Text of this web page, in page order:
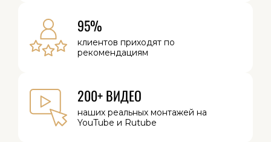
95%
клиентов приходят по
рекомендациям
200+ ВИДЕО
наших реальных монтажей на
YouTube и Rutube